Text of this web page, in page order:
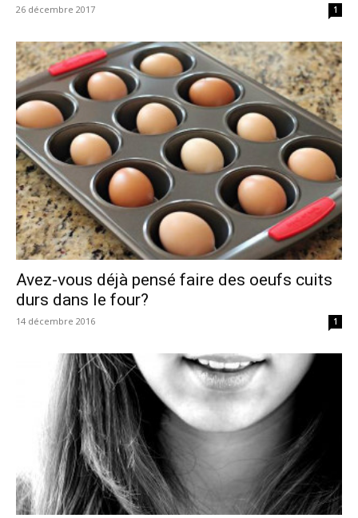
26 décembre 2017 1
Avez-vous déjà pensé faire des oeufs cuits
durs dans le four?
14 décembre 2016 1